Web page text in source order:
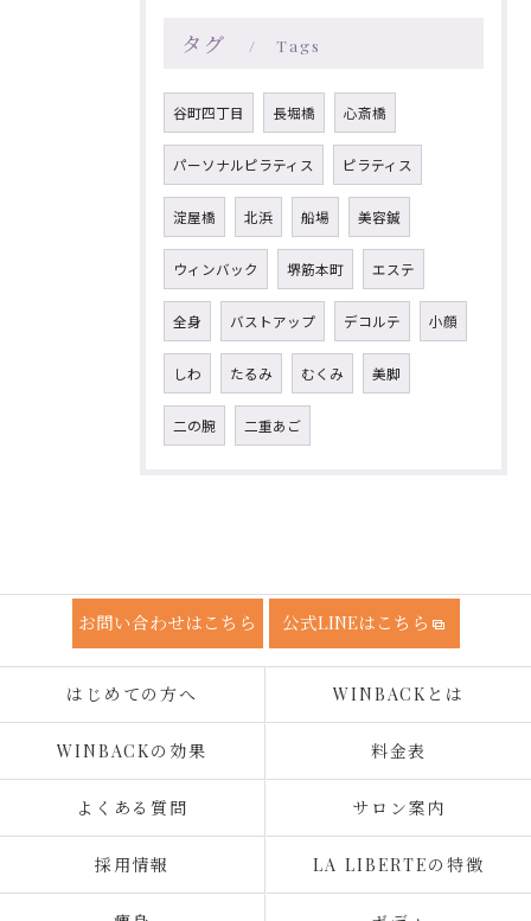
タグ Tags
谷町四丁目 長堀橋 心斎橋
パーソナルピラティス ピラティス
淀屋橋 北浜 船場 美容鍼
ウィンバック 堺筋本町 エステ
全身 バストアップ デコルテ 小顔
しわ たるみ むくみ 美脚
二の腕 二重あご
お問い合わせはこちら 公式LINEはこちら
はじめての方へ WINBACKとは
WINBACKの効果 料金表
よくある質問 サロン案内
採用情報 LA LIBERTEの特徴